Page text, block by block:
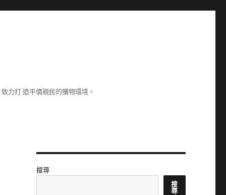
力打 造平價親民的購物環境。
搜尋
搜
尋